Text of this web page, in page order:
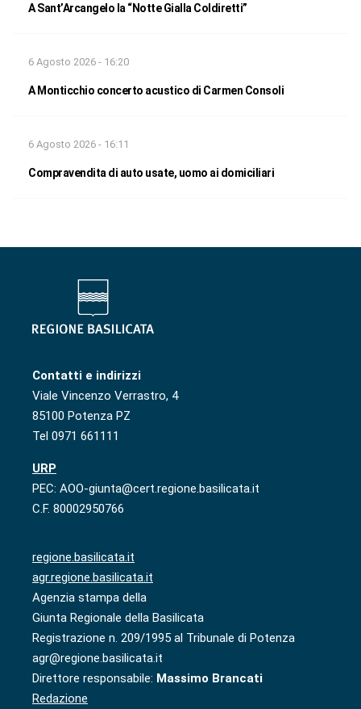
A Sant’Arcangelo la “Notte Gialla Coldiretti”
6 Agosto 2026 - 16:20
A Monticchio concerto acustico di Carmen Consoli
6 Agosto 2026 - 16:11
Compravendita di auto usate, uomo ai domiciliari
Contatti e indirizzi
Viale Vincenzo Verrastro, 4
85100 Potenza PZ
Tel 0971 661111
URP
PEC: AOO-giunta@cert.regione.basilicata.it
C.F. 80002950766
regione.basilicata.it
agr.regione.basilicata.it
Agenzia stampa della
Giunta Regionale della Basilicata
Registrazione n. 209/1995 al Tribunale di Potenza
agr@regione.basilicata.it
Direttore responsabile: Massimo Brancati
Redazione